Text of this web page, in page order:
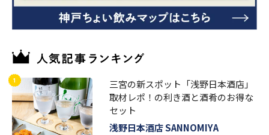
三宮の新スポット「浅野日本酒店」
取材レポ！の利き酒と酒肴のお得な
セット
浅野日本酒店 SANNOMIYA